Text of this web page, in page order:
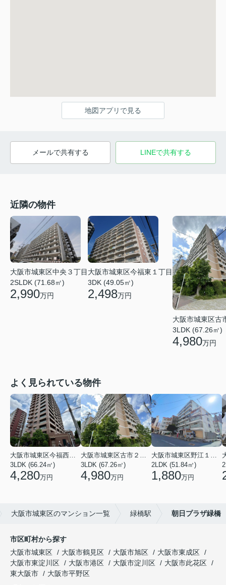
地図アプリで見る
メールで共有する LINEで共有する
近隣の物件
大阪市城東区中央３丁目
2SLDK (71.68㎡)
2,990万円
大阪市城東区今福東１丁目
3DK (49.05㎡)
2,498万円
大阪市城東区古
3LDK (67.26㎡)
4,980万円
よく見られている物件
大阪市城東区今福西６丁目
3LDK (66.24㎡)
4,280万円
大阪市城東区古市２丁目
3LDK (67.26㎡)
4,980万円
大阪市城東区野江１丁目
2LDK (51.84㎡)
1,880万円
大阪市城東区のマンション一覧 緑橋駅 朝日プラザ緑橋
市区町村から探す
大阪市城東区
大阪市鶴見区 大阪市旭区
大阪市東成区
大阪市東淀川区
大阪市港区 大阪市淀川区
大阪市此花区
東大阪市
大阪市平野区